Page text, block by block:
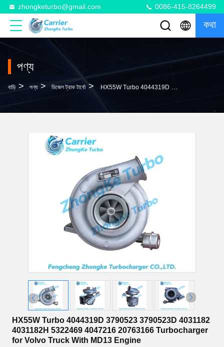
zhongketurbo@gmail.com 0086-415-8264499
কথা
পণ্য
বাড়ি > পণ্য > ডিজেল ট্রাক টার্বো > HX55W Turbo 4044319D 3790523 3790523D 4031182 4031182H 5322469 4047216 20763166 Turbocharger For Volvo Truck With MD13 Engine
HX55W Turbo 4044319D 3790523 3790523D 4031182
4031182H 5322469 4047216 20763166 Turbocharger
for Volvo Truck With MD13 Engine